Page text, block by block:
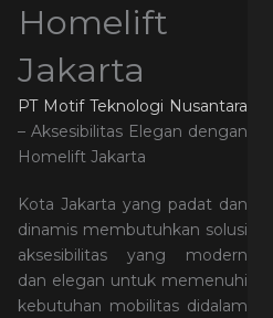
Homelift
Jakarta
PT Motif Teknologi Nusantara
– Aksesibilitas Elegan dengan
Homelift Jakarta
Kota Jakarta yang padat dan
dinamis membutuhkan solusi
aksesibilitas yang modern
dan elegan untuk memenuhi
kebutuhan mobilitas didalam